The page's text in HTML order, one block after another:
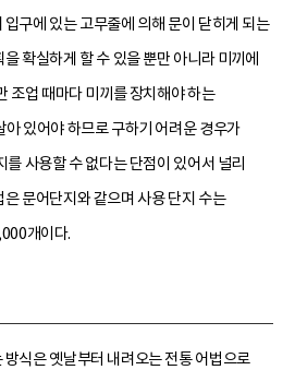
구에 있는 고무줄에 의해 문이 닫히게 되는
확실하게 할 수 있을 뿐만 아니라 미끼에
조업 때마다 미끼를 장치해야 하는
있어야 하므로 구하기 어려운 경우가
를 사용할 수 없다는 단점이 있어서 널리
문어단지와 같으며 사용 단지 수는
개이다.
식은 옛날부터 내려오는 전통 어법으로